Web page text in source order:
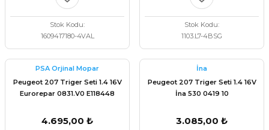
Stok Kodu
1609417180-4VAL
Stok Kodu
1103.L7-4BSG
PSA Orjinal Mopar
Peugeot 207 Triger Seti 1.4 16V
Eurorepar 0831.V0 E118448
4.695,00 ₺
İna
Peugeot 207 Triger Seti 1.4 16V
İna 530 0419 10
3.085,00 ₺